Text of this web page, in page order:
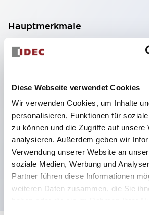
Diese Webseite verwendet Cookies
Wir verwenden Cookies, um Inhalte
personalisieren, Funktionen für
zu können und die Zugriffe auf unsere
analysieren. Außerdem geben wir
Verwendung unserer Website an
soziale Medien, Werbung und
Partner führen diese Informationen
weiteren Daten zusammen, die Sie
Hauptmerkmale
2-Kontakt-Block mit 2 Stufen,
Kontakt-Konfiguration
Isolierung zwischen den 2
59,9 mm (※ 22-stufiger
Platzsparendes Design möglich.
Sicherheitsstruktur der 3.
Freisetzung, integrierter Schutz,
Fingerschutzstruktur